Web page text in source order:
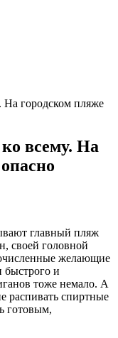
На городском пляже
всему. На
главный пляж
своей головной
желающие
быстрого и
тоже немало. А
распивать спиртные
готовым,